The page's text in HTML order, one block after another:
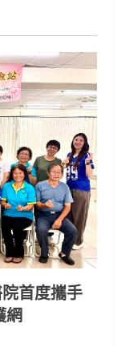
首度攜手
網